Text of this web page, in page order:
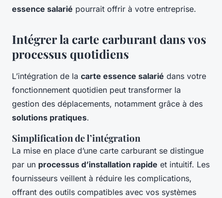
essence salarié pourrait offrir à votre entreprise.
Intégrer la carte carburant dans vos
processus quotidiens
L’intégration de la carte essence salarié dans votre
fonctionnement quotidien peut transformer la
gestion des déplacements, notamment grâce à des
solutions pratiques.
Simplification de l’intégration
La mise en place d’une carte carburant se distingue
par un processus d’installation rapide et intuitif. Les
fournisseurs veillent à réduire les complications,
offrant des outils compatibles avec vos systèmes